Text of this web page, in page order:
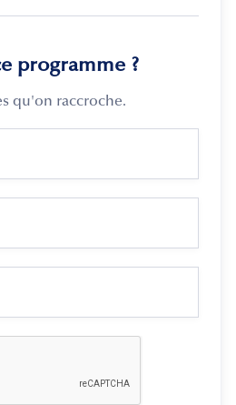
programme ?
qu'on raccroche.